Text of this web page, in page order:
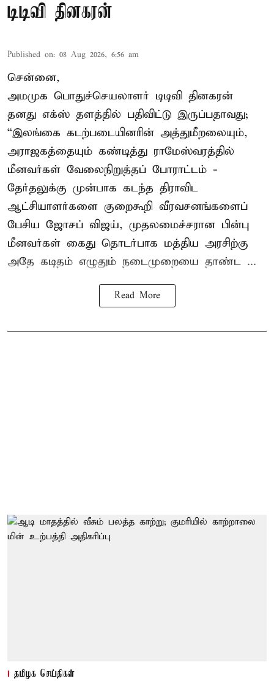
டிடிவி தினகரன்
Published on: 08 Aug 2026, 6:56 am
சென்னை,
அமமுக பொதுச்செயலாளர் டிடிவி தினகரன்
தனது எக்ஸ் தளத்தில் பதிவிட்டு இருப்பதாவது;
“இலங்கை கடற்படையினரின் அத்துமீறலையும்,
அராஜகத்தையும் கண்டித்து ராமேஸ்வரத்தில்
மீனவர்கள் வேலைநிறுத்தப் போராட்டம் -
தேர்தலுக்கு முன்பாக கடந்த திராவிட
ஆட்சியாளர்களை குறைகூறி வீரவசனங்களைப்
பேசிய ஜோசப் விஜய், முதலமைச்சரான பின்பு
மீனவர்கள் கைது தொடர்பாக மத்திய அரசிற்கு
அதே கடிதம் எழுதும் நடைமுறையை தாண்ட ...
Read More
தமிழக செய்திகள்